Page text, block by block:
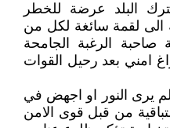
البلد عرضة للخطر
الى لقمة سائغة لكل من
الرغبة الجامحة
امني بعد رحيل القوات
لم يرى النور او اجهض في
من قبل قوى الامن